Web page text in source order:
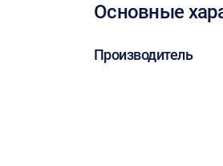
Основные
Производитель